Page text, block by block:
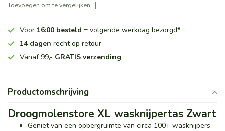
Toevoegen om te vergelijken
Voor 16:00 besteld = volgende werkdag bezorgd*
14 dagen recht op retour
Vanaf 99,- GRATIS verzending
Productomschrijving
Droogmolenstore XL wasknijpertas Zwart
Geniet van een opbergruimte van circa 100+ wasknijpers